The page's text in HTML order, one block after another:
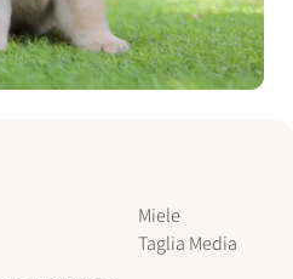
Miele
Taglia Media